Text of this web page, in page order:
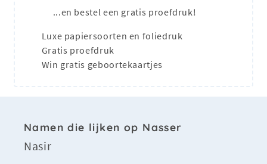
...en bestel een gratis proefdruk!
Luxe papiersoorten en foliedruk
Gratis proefdruk
Win gratis geboortekaartjes
Namen die lijken op Nasser
Nasir